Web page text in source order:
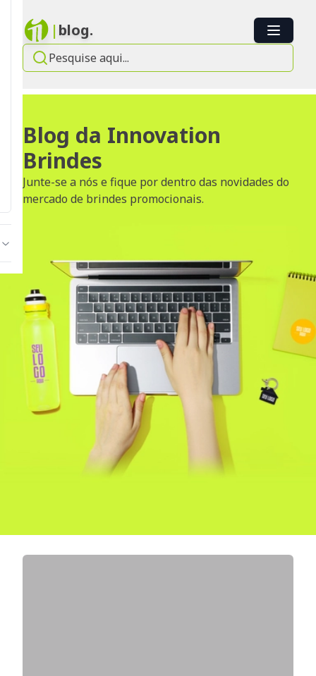
|blog.
Blog da Innovation
Brindes
Junte-se a nós e fique por dentro das novidades do
mercado de brindes promocionais.